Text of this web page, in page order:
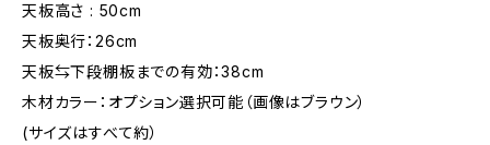
天板高さ : 50cm
天板奥行：26cm
天板⇆下段棚板までの有効：38cm
木材カラー：オプション選択可能（画像はブラウン）
(サイズはすべて約）